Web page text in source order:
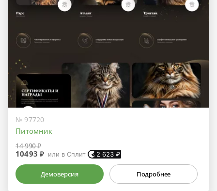
№ 97720
Питомник
14 990 ₽
10493 ₽ или в Сплит 2 623 ₽
Демоверсия Подробнее